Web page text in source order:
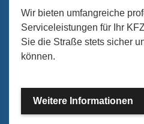
Wir bieten umfangreiche
Serviceleistungen für Ihr
Sie die Straße stets sicher
können.
Weitere Informationen